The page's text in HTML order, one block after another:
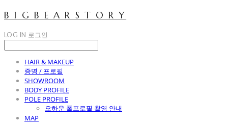
B I G B E A R S T O R Y
LOG IN 로그인
HAIR & MAKEUP
증명 / 프로필
SHOWROOM
BODY PROFILE
POLE PROFILE
오하운 폴프로필 촬영 안내
MAP